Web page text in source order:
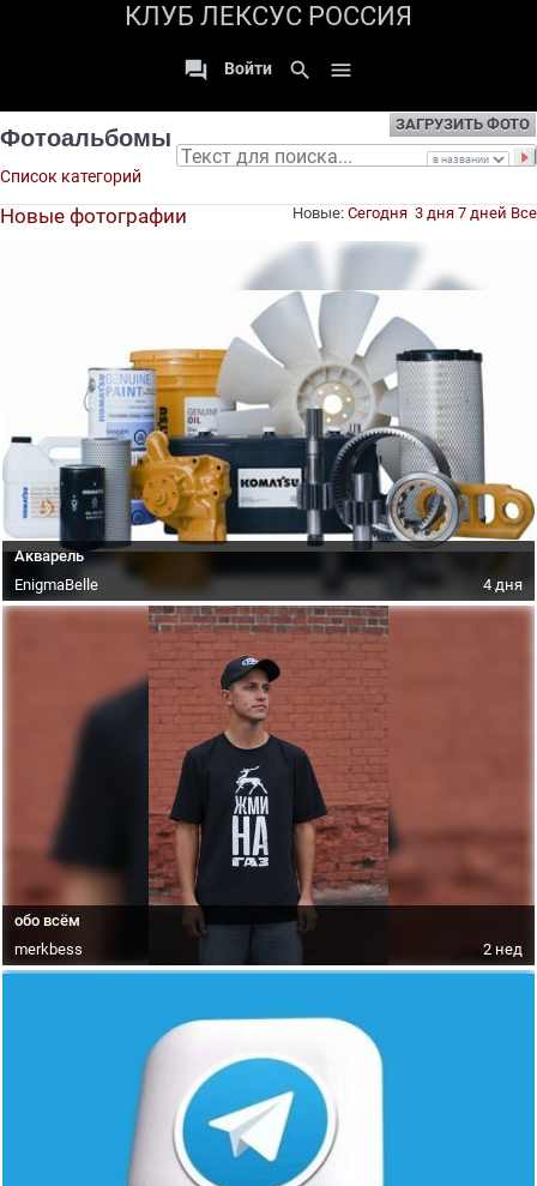
КЛУБ ЛЕКСУС РОССИЯ
 Войти search 
ЗАГРУЗИТЬ ФОТО
Фотоальбомы
Список категорий
Новые: Сегодня 3 дня 7 дней Все
Новые фотографии
Акварель
4 дня
EnigmaBelle
обо всём
2 нед
merkbess